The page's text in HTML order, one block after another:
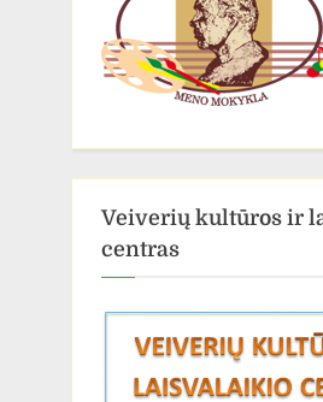
Veiverių kultūros ir
centras